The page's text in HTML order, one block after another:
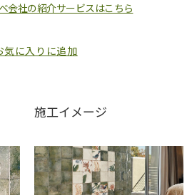
会社の紹介サービスはこちら
気に入りに追加
施工イメージ